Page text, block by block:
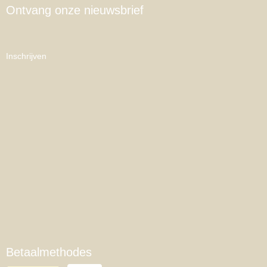
Ontvang onze nieuwsbrief
Inschrijven
Betaalmethodes